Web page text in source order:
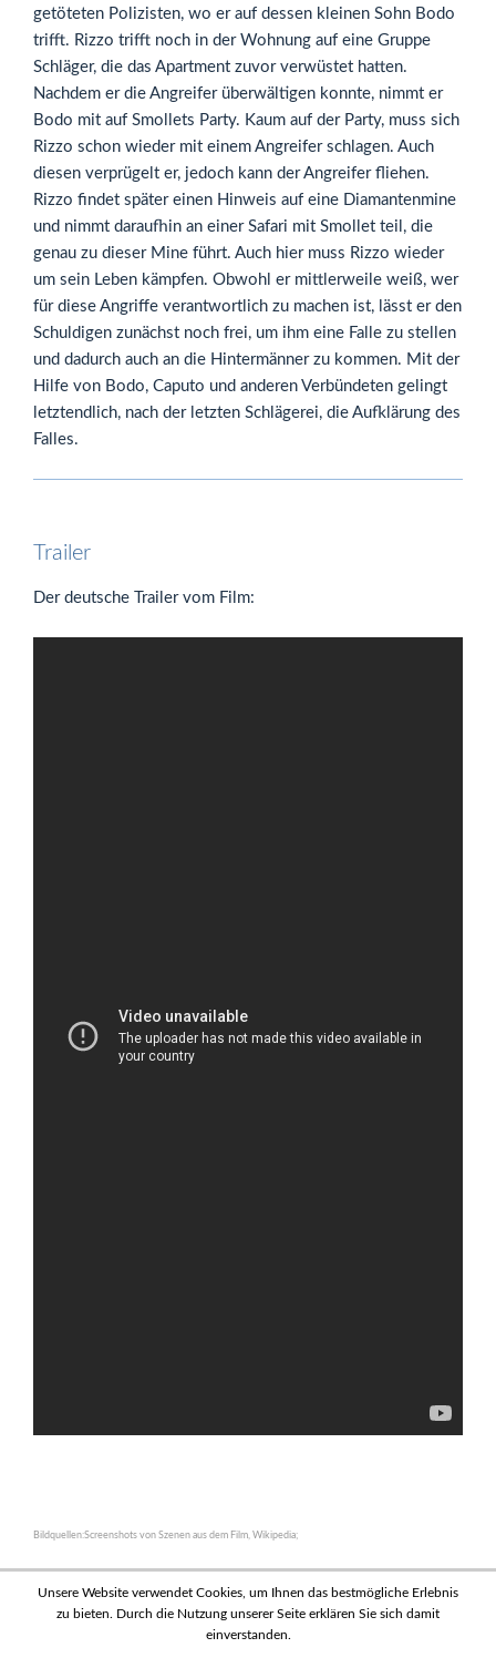
getöteten Polizisten, wo er auf dessen kleinen Sohn Bodo
trifft. Rizzo trifft noch in der Wohnung auf eine Gruppe
Schläger, die das Apartment zuvor verwüstet hatten.
Nachdem er die Angreifer überwältigen konnte, nimmt er
Bodo mit auf Smollets Party. Kaum auf der Party, muss sich
Rizzo schon wieder mit einem Angreifer schlagen. Auch
diesen verprügelt er, jedoch kann der Angreifer fliehen.
Rizzo findet später einen Hinweis auf eine Diamantenmine
und nimmt daraufhin an einer Safari mit Smollet teil, die
genau zu dieser Mine führt. Auch hier muss Rizzo wieder
um sein Leben kämpfen. Obwohl er mittlerweile weiß, wer
für diese Angriffe verantwortlich zu machen ist, lässt er den
Schuldigen zunächst noch frei, um ihm eine Falle zu stellen
und dadurch auch an die Hintermänner zu kommen. Mit der
Hilfe von Bodo, Caputo und anderen Verbündeten gelingt
letztendlich, nach der letzten Schlägerei, die Aufklärung des
Falles.
Trailer
Der deutsche Trailer vom Film:
Bildquellen:Screenshots von Szenen aus dem Film, Wikipedia;
Sitemap|Impressum
Unsere Website verwendet Cookies, um Ihnen das bestmögliche Erlebnis
zu bieten. Durch die Nutzung unserer Seite erklären Sie sich damit
einverstanden.